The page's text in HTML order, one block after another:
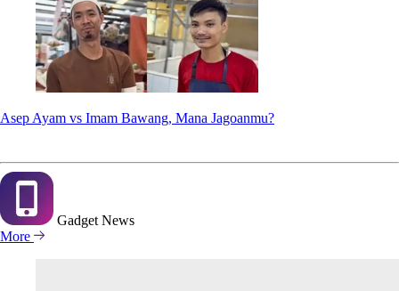
Asep Ayam vs Imam Bawang, Mana Jagoanmu?
Gadget News
More